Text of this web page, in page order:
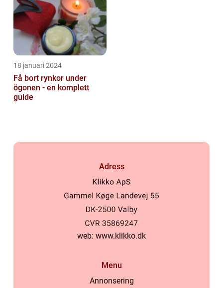
18 januari 2024
Få bort rynkor under
ögonen - en komplett
guide
Adress
web: www.klikko.dk
Menu
Annonsering